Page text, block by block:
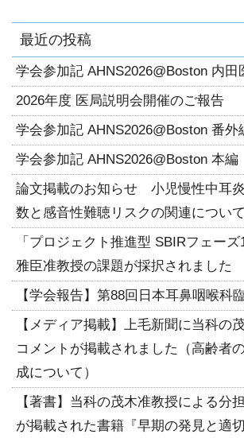
最近の投稿
学会参加記 AHNS2026@Boston 内田
2026年度 医局説明会開催のご報告
学会参加記 AHNS2026@Boston 番外
学会参加記 AHNS2026@Boston 本編
論文掲載のお知らせ 小児慢性中耳
数と感音性難聴リスクの関連について
「プロジェクト推進型 SBIRフェー
雅臣准教授の課題が採択されました
【学会報告】第88回日本耳鼻咽喉科
【メディア掲載】上毛新聞に当科の
コメントが掲載されました（高齢者
成について）
【著書】当科の茂木准教授による分
が掲載された書籍『早期の発見と適